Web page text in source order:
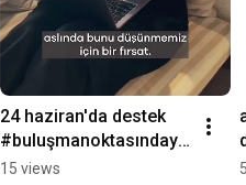
24 haziran'da destek
#buluşmanoktasındayı
z, sorularını al ve gel.
15 views